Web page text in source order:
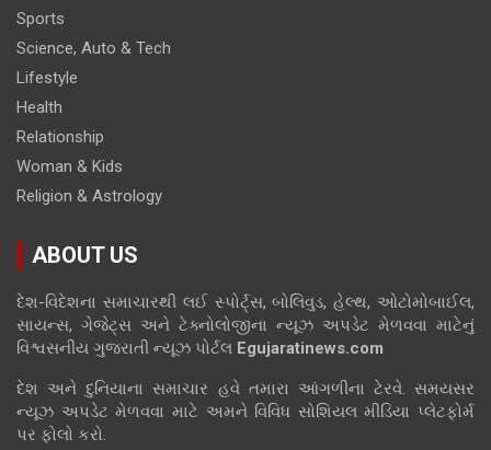
Sports
Science, Auto & Tech
Lifestyle
Health
Relationship
Woman & Kids
Religion & Astrology
ABOUT US
દેશ-વિદેશના સમાચારથી લઈ સ્પોર્ટ્સ, બોલિવુડ, હેલ્થ, ઓટોમોબાઈલ,
સાયન્સ, ગેજેટ્સ અને ટેક્નોલોજીના ન્યૂઝ અપડેટ મેળવવા માટેનું
વિશ્વસનીય ગુજરાતી ન્યૂઝ પોર્ટલ Egujaratinews.com
દેશ અને દુનિયાના સમાચાર હવે તમારા આંગળીના ટેરવે. સમયસર
ન્યૂઝ અપડેટ મેળવવા માટે અમને વિવિધ સોશિયલ મીડિયા પ્લેટફોર્મ
પર ફોલો કરો.